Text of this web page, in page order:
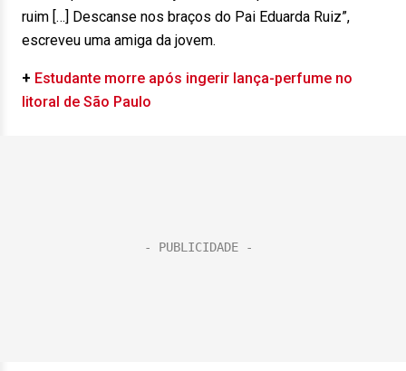
ruim […] Descanse nos braços do Pai Eduarda Ruiz”,
escreveu uma amiga da jovem.
+ Estudante morre após ingerir lança-perfume no
litoral de São Paulo